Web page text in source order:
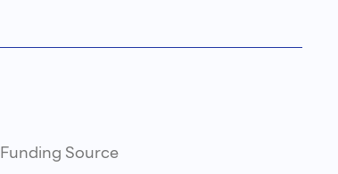
Funding Source